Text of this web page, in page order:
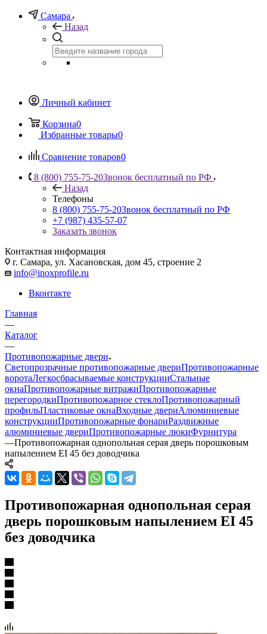
Самара
Назад
Личный кабинет
Корзина0
Избранные товары0
Сравнение товаров0
8 (800) 755-75-20Звонок бесплатный по РФ
Назад
Телефоны
8 (800) 755-75-20Звонок бесплатный по РФ
+7 (987) 435-57-07
Заказать звонок
Контактная информация
г. Самара, ул. Хасановская, дом 45, строение 2
info@inoxprofile.ru
Вконтакте
Главная
—
Каталог
—
Противопожарные двери
Светопрозрачные противопожарные двериПротивопожарные
воротаЛегкосбрасываемые конструкцииСтальные
окнаПротивопожарные витражиПротивопожарные
перегородкиПротивопожарное стеклоПротивопожарный
профильПластиковые окнаВходные двериАлюминиевые
конструкцииПротивопожарные фонариРаздвижные
алюминиевые двериПротивопожарные люкиФурнитура
—Противопожарная однопольная серая дверь порошковым
напылением EI 45 без доводчика
Противопожарная однопольная серая
дверь порошковым напылением EI 45
без доводчика